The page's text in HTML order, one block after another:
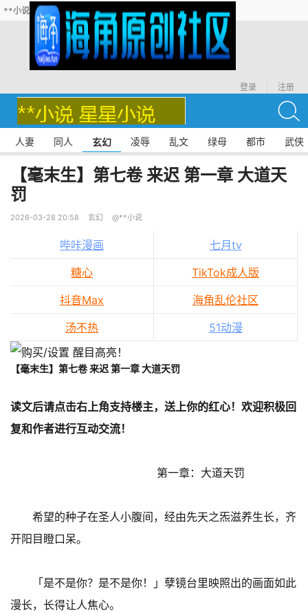
**小说
登录 注册
人妻 同人 玄幻 凌辱 乱文 绿母 都市 武侠
【毫末生】第七卷 来迟 第一章 大道天
罚
2026-03-28 20:58 玄幻 @**小说
哔咔漫画
七月tv
糖心
TikTok成人版
抖音Max
海角乱伦社区
汤不热
51动漫
【毫末生】第七卷 来迟 第一章 大道天罚
读文后请点击右上角支持楼主，送上你的红心！欢迎积极回
复和作者进行互动交流！
第一章：大道天罚
希望的种子在圣人小腹间，经由先天之炁滋养生长，齐
开阳目瞪口呆。
「是不是你？是不是你！」孽镜台里映照出的画面如此
漫长，长得让人焦心。